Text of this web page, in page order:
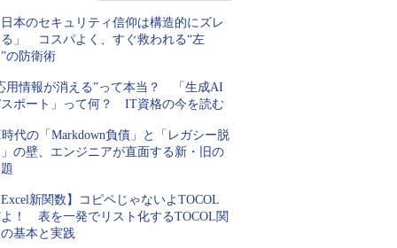
本のセキュリティ信仰は構造的にズレ
」 コスパよく、すぐ救われる“左
の防衛術
用情報が消える”って本当？ 「生成AI
ポート」って何？ IT資格の今を読む
代の「Markdown負債」と「レガシー脱
の壁、エンジニアが直面する新・旧の
新関数】コピペじゃないよTOCOL
！ 表を一発でリスト化するTOCOL関
基本と実践